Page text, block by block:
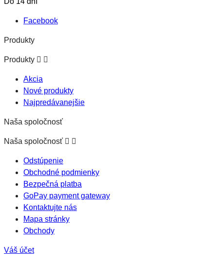
Facebook
Produkty
Produkty  
Akcia
Nové produkty
Najpredávanejšie
Naša spoločnosť
Naša spoločnosť  
Odstúpenie
Obchodné podmienky
Bezpečná platba
GoPay payment gateway
Kontaktujte nás
Mapa stránky
Obchody
Váš účet